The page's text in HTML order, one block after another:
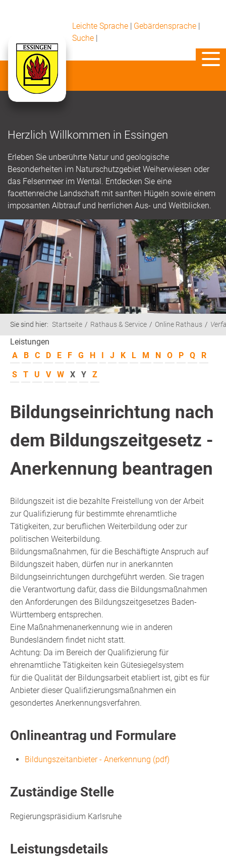
Leichte Sprache | Gebärdensprache |
Suche |
Herzlich Willkommen in Essingen
Erleben Sie unberührte Natur und geologische
Besonderheiten im Naturschutzgebiet Weiherwiesen oder
das Felsenmeer im Wental. Entdecken Sie eine
facettenreiche Landschaft mit sanften Hügeln sowie einem
imposanten Albtrauf und herrlichen Aus- und Weitblicken.
Sie sind hier: Startseite Rathaus & Service Online Rathaus
Leistungen
A
B C D E F G H I J K L M N O P Q
R
S
T U V W X Y Z
Bildungseinrichtung nach
dem Bildungszeitgesetz -
Anerkennung beantragen
Bildungszeit ist die bezahlte Freistellung von der Arbeit
zur Qualifizierung für bestimmte ehrenamtliche
Tätigkeiten, zur beruflichen Weiterbildung oder zur
politischen Weiterbildung.
Bildungsmaßnahmen, für die Beschäftigte Anspruch auf
Bildungszeit haben, dürfen nur in anerkannten
Bildungseinrichtungen durchgeführt werden. Sie tragen
die Verantwortung dafür, dass die Bildungsmaßnahmen
den Anforderungen des Bildungszeitgesetzes Baden-
Württemberg entsprechen.
Eine Maßnahmenanerkennung wie in anderen
Bundesländern findet nicht statt.
Achtung: Da im Bereich der Qualifizierung für
ehrenamtliche Tätigkeiten kein Gütesiegelsystem
für die Qualität der Bildungsarbeit etabliert ist, gibt es für
Anbieter dieser Qualifizierungsmaßnahmen ein
gesondertes Anerkennungsverfahren.
Onlineantrag und Formulare
Bildungszeitanbieter - Anerkennung (pdf)
Zuständige Stelle
Regierungspräsidium Karlsruhe
Leistungsdetails